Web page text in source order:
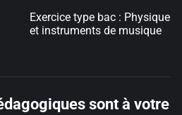
Exercice type bac : Physique
et instruments de musique
sont à votre